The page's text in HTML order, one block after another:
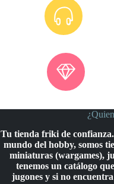
Tu tienda friki de
mundo del hobby, somos
miniaturas (wargames),
tenemos un catálogo
jugones y si no